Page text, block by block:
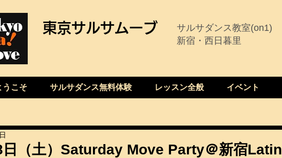
東京サルサムーブ
サルサダンス教室(on1)
新宿・西日暮里
うこそ サルサダンス無料体験 レッスン全般 イベント
日（土）Saturday Move Party＠新宿Latin